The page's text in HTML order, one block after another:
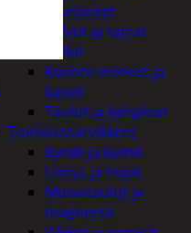
Sisustusesineet
Kalvot ja tarrat
Kellot
Koriste-esineet ja
kasvit
Taulut ja kehykset
Toimistotarvikkeet
Kynät ja kumit
Liimat ja teipit
Muistitaulut ja
magneetit